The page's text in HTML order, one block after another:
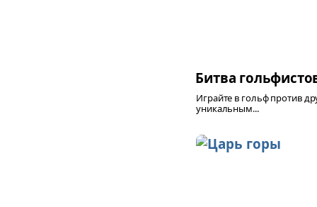
Битва
Играйте в гольф против
уникальным...